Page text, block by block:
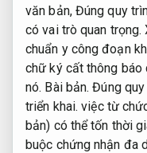
văn bản, Đúng quy
có vai trò quan trọng.
chuẩn y công đoạn
chữ ký cất thông báo
nó. Bài bản. Đúng quy
triển khai. việc từ
bản) có thể tốn thời
buộc chứng nhận đa